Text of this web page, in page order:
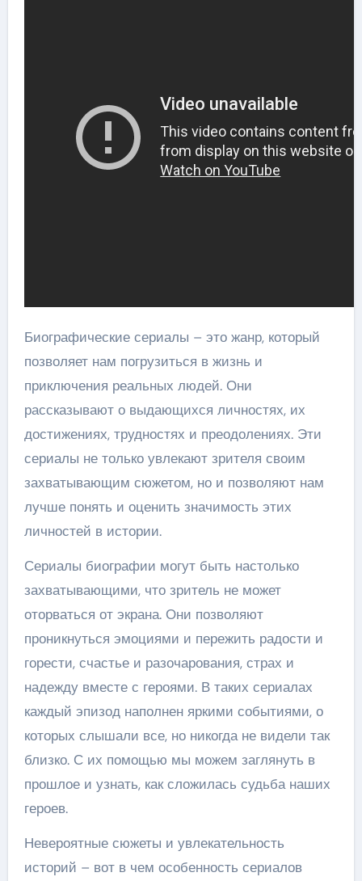
Биографические сериалы – это жанр, который
позволяет нам погрузиться в жизнь и
приключения реальных людей. Они
рассказывают о выдающихся личностях, их
достижениях, трудностях и преодолениях. Эти
сериалы не только увлекают зрителя своим
захватывающим сюжетом, но и позволяют нам
лучше понять и оценить значимость этих
личностей в истории.
Сериалы биографии могут быть настолько
захватывающими, что зритель не может
оторваться от экрана. Они позволяют
проникнуться эмоциями и пережить радости и
горести, счастье и разочарования, страх и
надежду вместе с героями. В таких сериалах
каждый эпизод наполнен яркими событиями, о
которых слышали все, но никогда не видели так
близко. С их помощью мы можем заглянуть в
прошлое и узнать, как сложилась судьба наших
героев.
Невероятные сюжеты и увлекательность
историй – вот в чем особенность сериалов